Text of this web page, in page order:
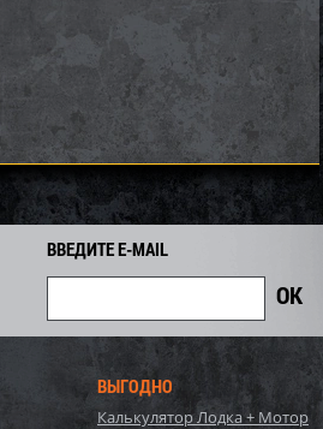
192
для снегохода BRP
Бампер SPI для
SM-12683
ВВЕДИТЕ E-MAIL
ВЫГОДНО
Калькулятор Лодка + Мотор